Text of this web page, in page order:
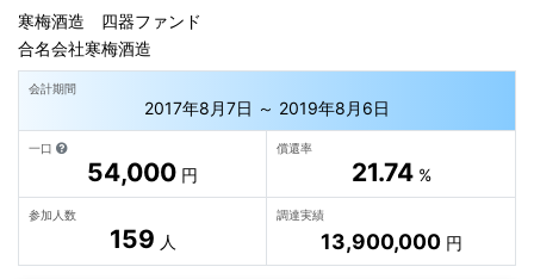
寒梅酒造 四器ファンド
合名会社寒梅酒造
会計期間
2017年8月7日 ～ 2019年8月6日
一口
54,000 円
償還率
21.74%
参加人数
159 人
調達実績
13,900,000円